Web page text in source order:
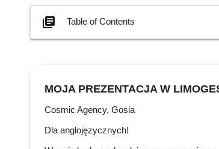
library_books Table of Contents
MOJA PREZENTACJA W
Cosmic Agency, Gosia
Dla anglojęzycznych!